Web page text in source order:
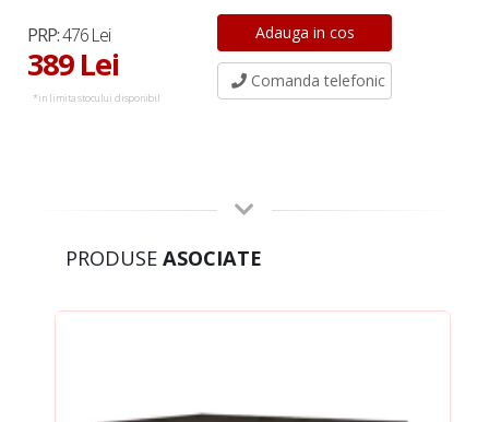
PRP:476 Lei
389 Lei
*in limita stocului disponibil
Comanda telefonic
PRODUSE ASOCIATE